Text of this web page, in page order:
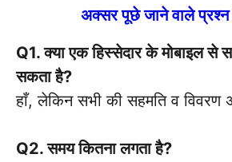
अक्सर पूछे जाने वाले
Q1. क्या एक हिस्सेदार के मोबाइल से
सकता है?
हाँ, लेकिन सभी की सहमति व विवरण
Q2. समय कितना लगता है?